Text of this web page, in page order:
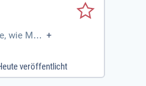
wie MTA,
und besi
+
veröffentlicht